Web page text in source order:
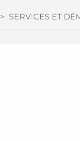
> SERVICES ET